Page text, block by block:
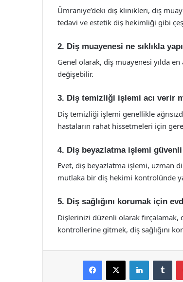
Ümraniye’deki diş klinikleri, diş
tedavi ve estetik diş hekimliği gibi
2. Diş muayenesi ne sıklıkla
Genel olarak, diş muayenesi yılda en
değişebilir.
3. Diş temizliği işlemi acı verir
Diş temizliği işlemi genellikle
hastaların rahat hissetmeleri için
4. Diş beyazlatma işlemi
Evet, diş beyazlatma işlemi, uzman
mutlaka bir diş hekimi kontrolünde
5. Diş sağlığını korumak için
Dişlerinizi düzenli olarak fırçalamak,
kontrollerine gitmek, diş sağlığını
Facebook
X LinkedIn